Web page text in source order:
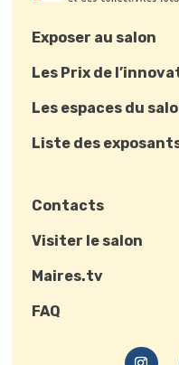
Exposer au salon
Les Prix de
Les espaces du
Liste des
Contacts
Visiter le salon
Maires.tv
FAQ